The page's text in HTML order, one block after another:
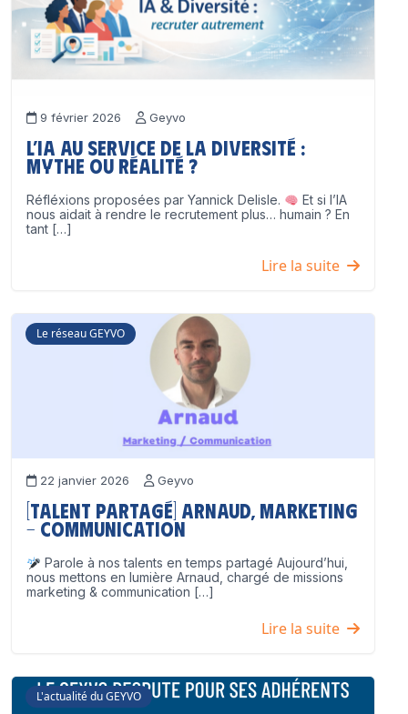
9 février 2026 Geyvo
L’IA au service de la diversité :
mythe ou réalité ?
Réfléxions proposées par Yannick Delisle.
Et si l’IA
nous aidait à rendre le recrutement plus… humain ? En
tant […]
Lire la suite
Le réseau GEYVO
22 janvier 2026 Geyvo
[Talent partagé] Arnaud, Marketing
– Communication
Parole à nos talents en temps partagé Aujourd’hui,
nous mettons en lumière Arnaud, chargé de missions
marketing & communication […]
Lire la suite
L'actualité du GEYVO